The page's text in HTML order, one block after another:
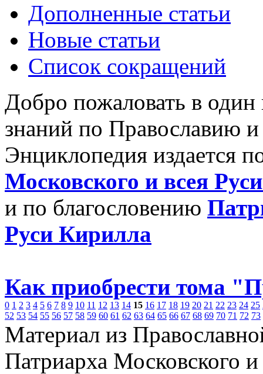
Дополненные статьи
Новые статьи
Список сокращений
Добро пожаловать в
знаний по Православию
Энциклопедия издается
Московского и всея
и по благословению
Руси Кирилла
Как приобрести тома
0 1 2 3 4 5 6 7 8 9 10 11 12 13 14 15 16 17 18 19 20 21 22 23 24 25
52 53 54 55 56 57 58 59 60 61 62 63 64 65 66 67 68 69 70 71 72 73
Материал из
Патриарха Московского